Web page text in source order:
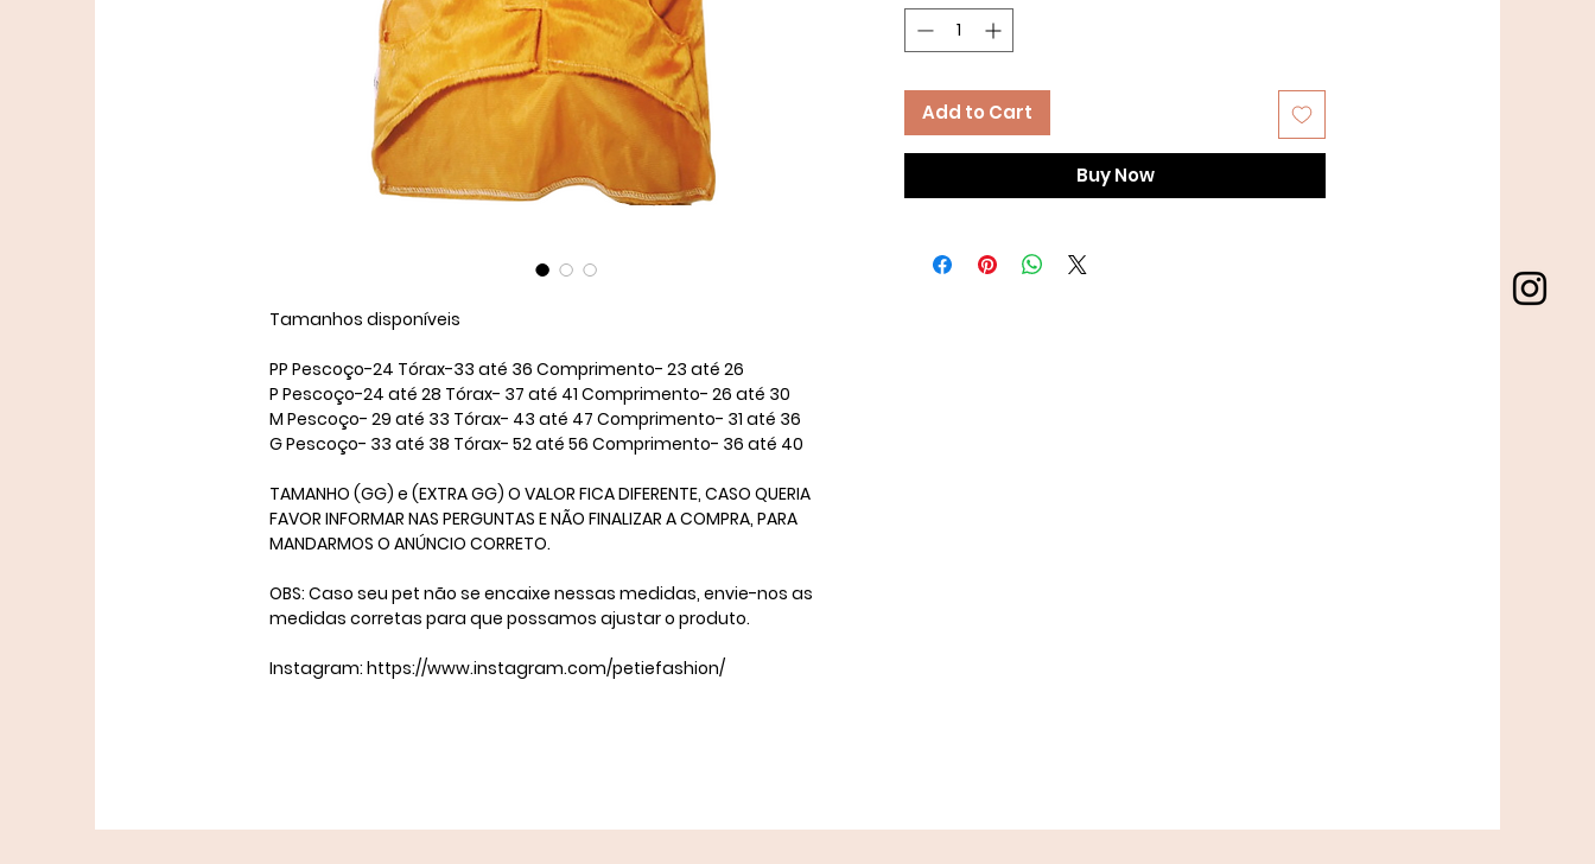
Tamanhos disponíveis ​
​PP Pescoço-24 Tórax-33 até 36 Comprimento- 23 até 26 ​
P Pescoço-24 até 28 Tórax- 37 até 41 Comprimento- 26 até 30 ​
M Pescoço- 29 até 33 Tórax- 43 até 47 Comprimento- 31 até 36
​G Pescoço- 33 até 38 Tórax- 52 até 56 Comprimento- 36 até 40 ​
TAMANHO (GG) e (EXTRA GG) O VALOR FICA DIFERENTE, CASO QUERIA
FAVOR INFORMAR NAS PERGUNTAS E NÃO FINALIZAR A COMPRA, PARA
MANDARMOS O ANÚNCIO CORRETO. ​ ​
OBS: Caso seu pet não se encaixe nessas medidas, envie-nos as
medidas corretas para que possamos ajustar o produto.
Instagram: https://www.instagram.com/petiefashion/
Add to Cart
Buy Now